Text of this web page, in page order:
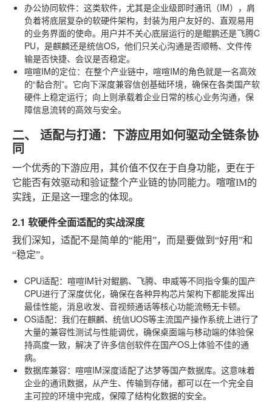
办公协同软件：这类软件，尤其是企业级即时通讯（IM），肩
负着将底层复杂的软硬件架构，封装为用户友好的、直观易用
的业务界面的使命。用户并不关心底层运行的是鲲鹏还是飞腾C
PU，是麒麟还是统信OS，他们只关心沟通是否顺畅、文件传
输是否快捷、会议是否稳定。
喧喧IM的定位：在整个产业链中，喧喧IM的角色就是一名高效
的“黏合剂”。它向下深度兼容信创基础环境，确保在各类国产软
硬件上稳定运行；向上则承载着企业日常的核心业务沟通，保
障信息流转的高效与安全。
二、 适配与打通：下游应用如何驱动全链条协
同
一个优秀的下游应用，其价值不仅在于自身功能，更在于
它能否有效驱动和验证整个产业链的协同能力。喧喧IM的
实践，正是这一理念的体现。
2.1 软硬件全面适配的实战深度
我们深知，适配不是简单的“能用”，而是要做到“好用”和
“稳定”。
CPU适配：喧喧IM针对鲲鹏、飞腾、申威等不同指令集的国产
CPU进行了深度优化，确保在各种异构芯片架构下都能发挥出
最佳性能，消息收发、音视频通话等核心功能流畅无卡顿。
OS适配：我们在麒麟、统信UOS等主流国产操作系统上进行了
大量的兼容性测试与性能调优，确保桌面端与移动端的体验保
持高度一致，解决了许多信创软件在国产OS上体验不佳的通
病。
数据库兼容：喧喧IM深度适配了达梦等国产数据库。这意味着
企业的通讯数据，从产生、传输到存储，都可以在一个完全自
主可控的环境中完成，保障了结构化数据的安全。